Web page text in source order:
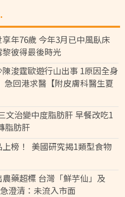
年76歲 今年3月已中風臥床
彼得最後時光
浚霆歐遊行山出事 1原因全身
急回港求醫【附皮膚科醫生夏
文治變中度脂肪肝 早餐改吃1
脂肪肝
榜！ 美國研究揭1類型食物
藥超標 台灣「鮮芋仙」及
澄清：未流入市面